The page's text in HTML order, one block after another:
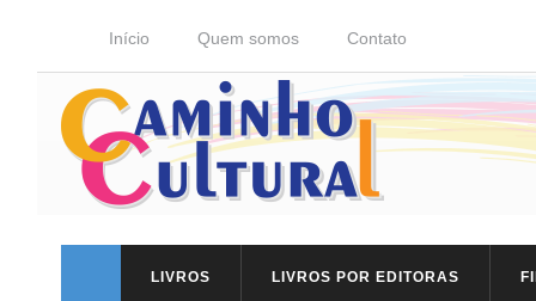
Início Quem somos Contato
LIVROS LIVROS POR EDITORAS